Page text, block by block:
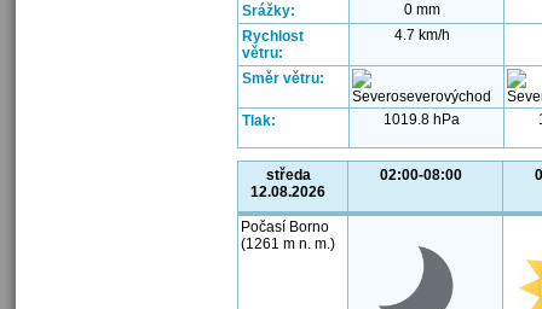
Srážky:
0 mm
Rychlost
větru:
4.7 km/h
Směr větru:
Tlak: 1019.8 hPa
středa
12.08.2026
02:00-08:00
Počasí Borno
(1261 m n. m.)